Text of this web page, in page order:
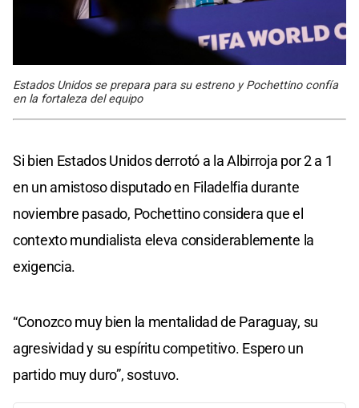
Estados Unidos se prepara para su estreno y Pochettino confía
en la fortaleza del equipo
Si bien Estados Unidos derrotó a la Albirroja por 2 a 1
en un amistoso disputado en Filadelfia durante
noviembre pasado, Pochettino considera que el
contexto mundialista eleva considerablemente la
exigencia.
“Conozco muy bien la mentalidad de Paraguay, su
agresividad y su espíritu competitivo. Espero un
partido muy duro”, sostuvo.